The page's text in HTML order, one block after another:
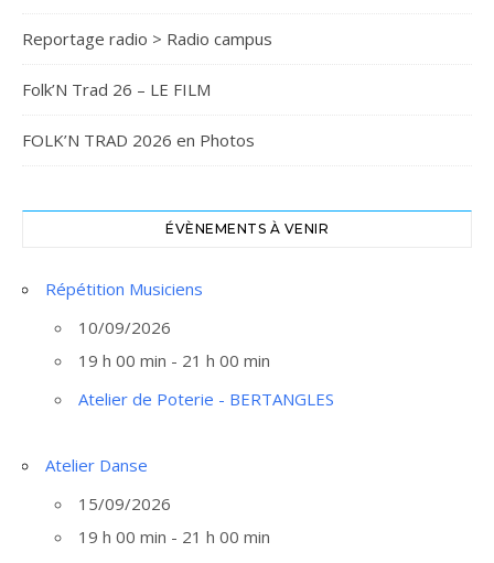
Reportage radio > Radio campus
Folk’N Trad 26 – LE FILM
FOLK’N TRAD 2026 en Photos
ÉVÈNEMENTS À VENIR
Répétition Musiciens
10/09/2026
19 h 00 min - 21 h 00 min
Atelier de Poterie - BERTANGLES
Atelier Danse
15/09/2026
19 h 00 min - 21 h 00 min